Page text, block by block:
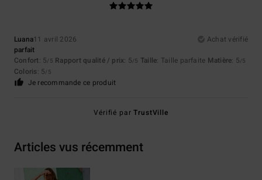
Luana11 avril 2026
Achat vérifié
parfait
Confort: 5/5 Rapport qualité / prix: 5/5 Taille: Taille parfaite Matière: 5/5
Coloris: 5/5
Je recommande ce produit
Vérifié parTrustVille
Articles vus récemment